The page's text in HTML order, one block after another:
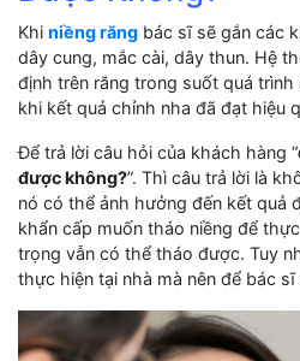
Khi niềng răng bác sĩ sẽ gắn các
dây cung, mắc cài, dây thun. Hệ
định trên răng trong suốt quá
khi kết quả chỉnh nha đã đạt hiệu
Để trả lời câu hỏi của khách hàng “
được không?”. Thì câu trả lời là
nó có thể ảnh hưởng đến kết quả
khẩn cấp muốn tháo niềng để
trọng vẫn có thể tháo được. Tuy
thực hiện tại nhà mà nên để bác